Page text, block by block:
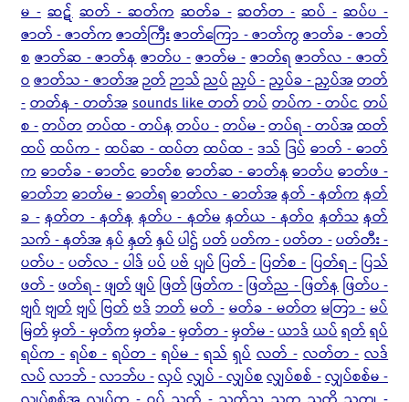
မ - ဆဋ် ဆတ် - ဆတ်က ဆတ်ခ - ဆတ်တ - ဆပ် - ဆပ်ပ -
ဇာတ် - ဇာတ်ကဇာတ်ကြီးဇာတ်ကြော - ဇာတ်ကွဇာတ်ခ - ဇာတ်
စဇာတ်ဆ - ဇာတ်နဇာတ်ပ -ဇာတ်မ -ဇာတ်ရ ဇာတ်လ - ဇာတ်
ဝဇာတ်သ - ဇာတ်အဉတ်ဉာသ်ညပ်ညှပ် -ညှပ်ခ - ညှပ်အတတ်
-တတ်န - တတ်အsounds like တတ်တပ်တပ်က - တပ်ငတပ်
စ -တပ်တတပ်ထ - တပ်နတပ်ပ -တပ်မ -တပ်ရ - တပ်အထတ်
ထပ် ထပ်က - ထပ်ဆ - ထပ်တ ထပ်ထ - ဒသ် ဒြပ် ဓာတ် - ဓာတ်
ကဓာတ်ခ - ဓာတ်ငဓာတ်စဓာတ်ဆ - ဓာတ်နဓာတ်ပဓာတ်ဖ -
ဓာတ်ဘဓာတ်မ -ဓာတ်ရ ဓာတ်လ - ဓာတ်အနတ် - နတ်ကနတ်
ခ - နတ်တ - နတ်န နတ်ပ - နတ်မ နတ်ယ - နတ်ဝ နတ်သ နတ်
သက် - နတ်အနပ်နှတ်နှပ်ပါဌ်ပတ်ပတ်က -ပတ်တ -ပတ်တီး -
ပတ်ပ - ပတ်လ - ပါဒ် ပပ် ပဗ် ပျပ် ပြတ် - ပြတ်စ - ပြတ်ရ - ပြသ်
ဖတ် -ဖတ်ရ -ဖျတ်ဖျပ်ဖြတ်ဖြတ်က -ဖြတ်ည - ဖြတ်နဖြတ်ပ -
ဗျဂ် ဗျတ် ဗျပ် ဗြတ် ဗဒ် ဘတ် မတ် - မတ်ခ - မတ်တ မတြာ - မပ်
မြတ်မှတ် - မှတ်ကမှတ်ခ -မှတ်တ -မှတ်မ -ယာဒ်ယပ်ရတ်ရပ်
ရပ်က - ရပ်စ - ရပ်တ - ရပ်မ - ရသ် ရှပ် လတ် - လတ်တ - လဒ်
လပ်လာဘ် -လာဘ်ပ -လှပ်လျှပ် - လျှပ်စလျှပ်စစ် -လျှပ်စစ်မ -